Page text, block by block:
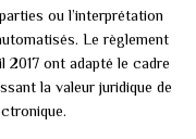
ou l’interprétation
Le règlement
2017 ont adapté le cadre
la valeur juridique de